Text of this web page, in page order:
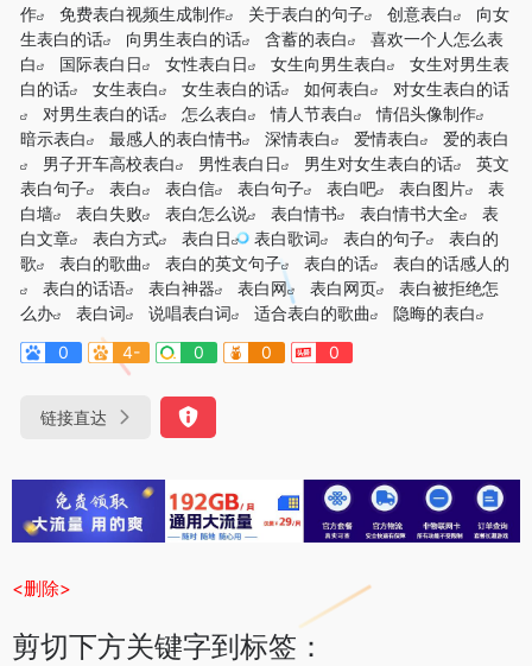
作
免费表白视频生成制作 关于表白的句子 创意表白
向女
生表白的话
向男生表白的话 含蓄的表白
喜欢一个人怎么表
白
国际表白日 女性表白日 女生向男生表白
女生对男生表
白的话
女生表白 女生表白的话 如何表白
对女生表白的话
对男生表白的话
怎么表白 情人节表白
情侣头像制作
暗示表白
最感人的表白情书 深情表白 爱情表白
爱的表白
男子开车高校表白
男性表白日 男生对女生表白的话
英文
表白句子
表白 表白信 表白句子 表白吧 表白图片
表
白墙
表白失败 表白怎么说 表白情书 表白情书大全
表
白文章
表白方式 表白日 表白歌词 表白的句子
表白的
歌
表白的歌曲 表白的英文句子 表白的话
表白的话感人的
表白的话语
表白神器 表白网 表白网页
表白被拒绝怎
么办
表白词 说唱表白词 适合表白的歌曲
隐晦的表白
0
4- 0 0 0
链接直达
<删除>
剪切下方关键字到标签：